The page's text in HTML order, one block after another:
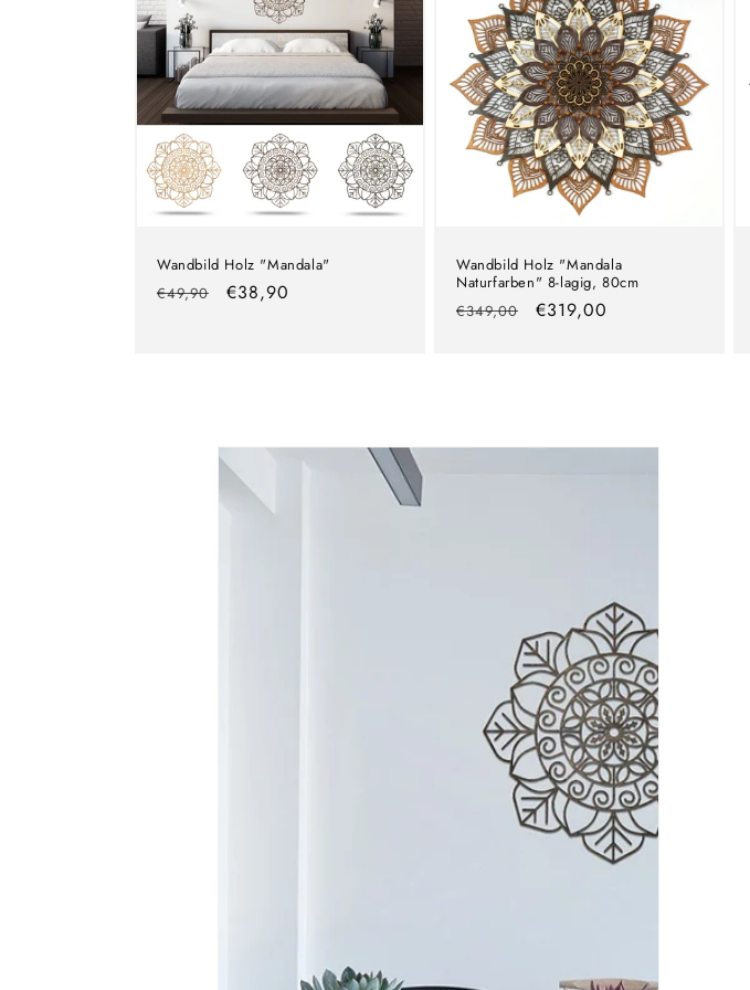
Wandbild Holz "Mandala"
Normaler
€49,90 Verkaufspreis
€38,90
Wandbild Holz "Mandala
Naturfarben" 8-lagig, 80cm
Normaler
€349,00 Verkaufspreis
€319,00